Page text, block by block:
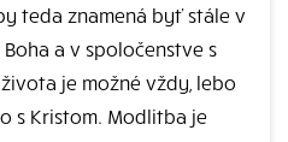
teda znamená byť stále v
a v spoločenstve s
je možné vždy, lebo
s Kristom. Modlitba je